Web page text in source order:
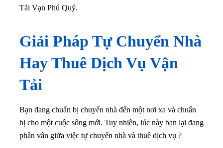
Tải Vạn Phú Quý.
Giải Pháp Tự Chuyển Nhà
Hay Thuê Dịch Vụ Vận
Tải
Bạn đang chuẩn bị chuyển nhà đến một nơi xa và chuẩn
bị cho một cuộc sống mới. Tuy nhiên, lúc này bạn lại đang
phân vân giữa việc tự chuyển nhà và thuê dịch vụ ?